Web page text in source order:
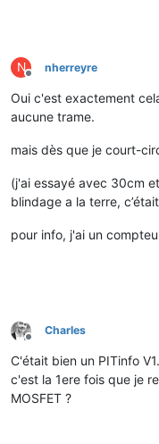
N
Offline
nherreyre
Oui c'est exactement
aucune trame.
mais dès que je court-
(j'ai essayé avec 30cm
blindage a la terre,
pour info, j'ai un
Offline
Charles
C'était bien un PITinfo
c'est la 1ere fois que je
MOSFET ?